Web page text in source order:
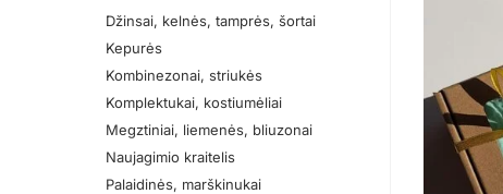
Džinsai, kelnės, tamprės, šortai
Kepurės
Kombinezonai, striukės
Komplektukai, kostiumėliai
Megztiniai, liemenės, bliuzonai
Naujagimio kraitelis
Palaidinės, marškinukai